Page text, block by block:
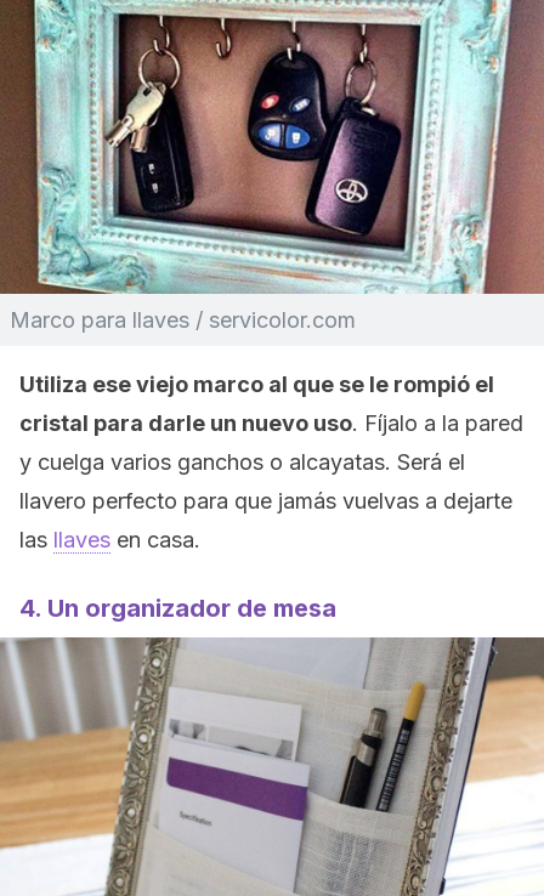
Marco para llaves / servicolor.com
Utiliza ese viejo marco al que se le rompió el
cristal para darle un nuevo uso. Fíjalo a la pared
y cuelga varios ganchos o alcayatas. Será el
llavero perfecto para que jamás vuelvas a dejarte
las llaves en casa.
4. Un organizador de mesa